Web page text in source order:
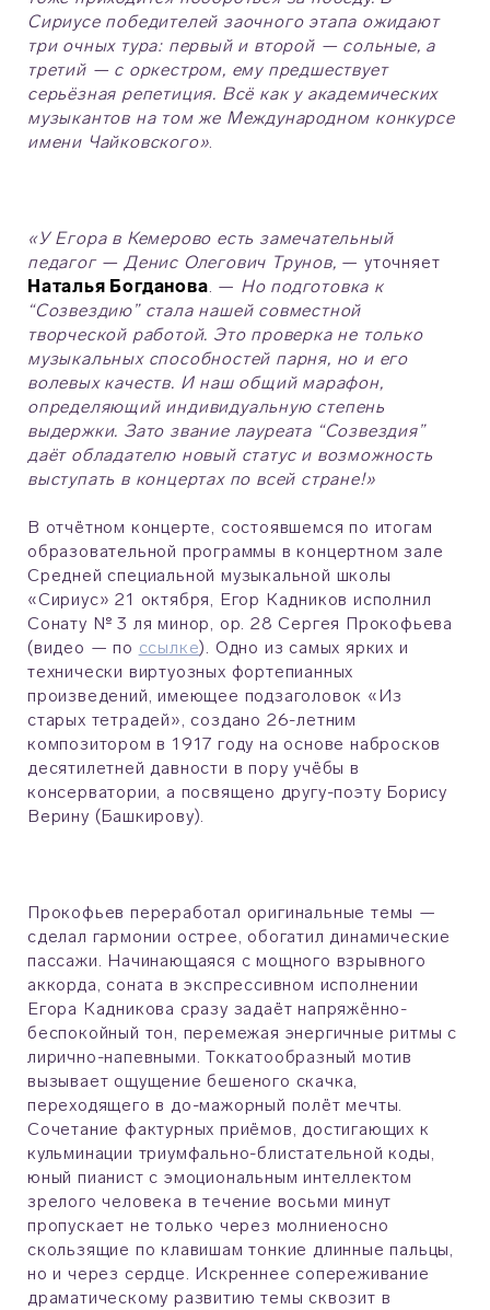
Сириусе победителей заочного этапа ожидают
три очных тура: первый и второй — сольные, а
третий — с оркестром, ему предшествует
серьёзная репетиция. Всё как у академических
музыкантов на том же Международном конкурсе
имени Чайковского».
«У Егора в Кемерово есть замечательный
педагог — Денис Олегович Трунов, — уточняет
Наталья Богданова. — Но подготовка к
“Созвездию” стала нашей совместной
творческой работой. Это проверка не только
музыкальных способностей парня, но и его
волевых качеств. И наш общий марафон,
определяющий индивидуальную степень
выдержки. Зато звание лауреата “Созвездия”
даёт обладателю новый статус и возможность
выступать в концертах по всей стране!»
В отчётном концерте, состоявшемся по итогам
образовательной программы в концертном зале
Средней специальной музыкальной школы
«Сириус» 21 октября, Егор Кадников исполнил
Сонату № 3 ля минор, ор. 28 Сергея Прокофьева
(видео — по ссылке). Одно из самых ярких и
технически виртуозных фортепианных
произведений, имеющее подзаголовок «Из
старых тетрадей», создано 26-летним
композитором в 1917 году на основе набросков
десятилетней давности в пору учёбы в
консерватории, а посвящено другу-поэту Борису
Верину (Башкирову).
Прокофьев переработал оригинальные темы —
сделал гармонии острее, обогатил динамические
пассажи. Начинающаяся с мощного взрывного
аккорда, соната в экспрессивном исполнении
Егора Кадникова сразу задаёт напряжённо-
беспокойный тон, перемежая энергичные ритмы с
лирично-напевными. Токкатообразный мотив
вызывает ощущение бешеного скачка,
переходящего в до-мажорный полёт мечты.
Сочетание фактурных приёмов, достигающих к
кульминации триумфально-блистательной коды,
юный пианист с эмоциональным интеллектом
зрелого человека в течение восьми минут
пропускает не только через молниеносно
скользящие по клавишам тонкие длинные пальцы,
но и через сердце. Искреннее сопереживание
драматическому развитию темы сквозит в